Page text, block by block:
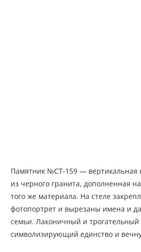
Памятник №СТ-159 — вертикальная
из черного гранита, дополненная
того же материала. На стеле
фотопортрет и вырезаны имена и
семьи. Лаконичный и трогательный
символизирующий единство и